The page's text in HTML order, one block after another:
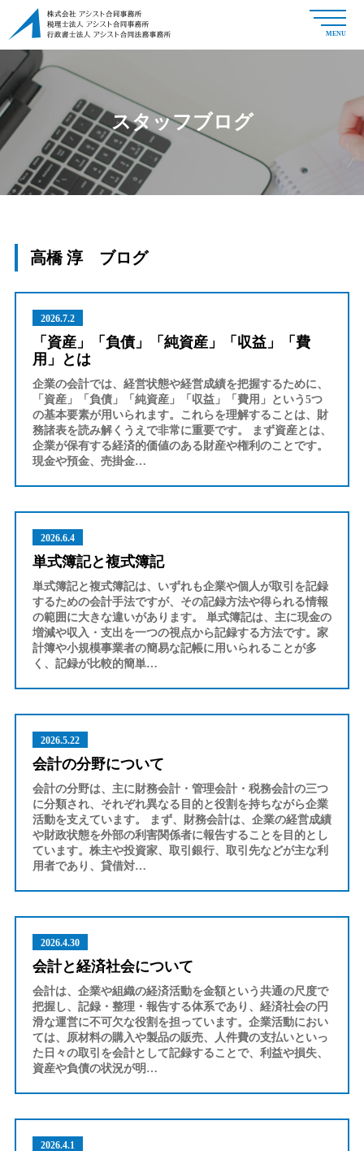
MENU
スタッフブログ
高橋 淳 ブログ
2026.7.2
「資産」「負債」「純資産」「収益」「費
用」とは
企業の会計では、経営状態や経営成績を把握するために、
「資産」「負債」「純資産」「収益」「費用」という5つ
の基本要素が用いられます。これらを理解することは、財
務諸表を読み解くうえで非常に重要です。 まず資産とは、
企業が保有する経済的価値のある財産や権利のことです。
現金や預金、売掛金…
2026.6.4
単式簿記と複式簿記
単式簿記と複式簿記は、いずれも企業や個人が取引を記録
するための会計手法ですが、その記録方法や得られる情報
の範囲に大きな違いがあります。 単式簿記は、主に現金の
増減や収入・支出を一つの視点から記録する方法です。家
計簿や小規模事業者の簡易な記帳に用いられることが多
く、記録が比較的簡単…
2026.5.22
会計の分野について
会計の分野は、主に財務会計・管理会計・税務会計の三つ
に分類され、それぞれ異なる目的と役割を持ちながら企業
活動を支えています。 まず、財務会計は、企業の経営成績
や財政状態を外部の利害関係者に報告することを目的とし
ています。株主や投資家、取引銀行、取引先などが主な利
用者であり、貸借対…
2026.4.30
会計と経済社会について
会計は、企業や組織の経済活動を金額という共通の尺度で
把握し、記録・整理・報告する体系であり、経済社会の円
滑な運営に不可欠な役割を担っています。企業活動におい
ては、原材料の購入や製品の販売、人件費の支払いといっ
た日々の取引を会計として記録することで、利益や損失、
資産や負債の状況が明…
2026.4.1